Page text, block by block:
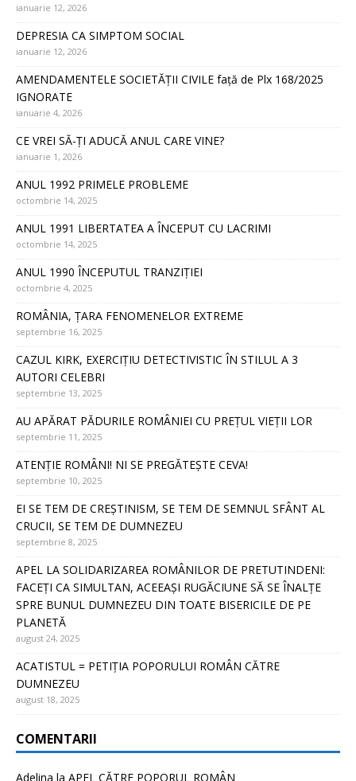
ianuarie 12, 2026
DEPRESIA CA SIMPTOM SOCIAL
ianuarie 12, 2026
AMENDAMENTELE SOCIETĂȚII CIVILE față de Plx 168/2025
IGNORATE
ianuarie 4, 2026
CE VREI SĂ-ȚI ADUCĂ ANUL CARE VINE?
ianuarie 1, 2026
ANUL 1992 PRIMELE PROBLEME
octombrie 14, 2025
ANUL 1991 LIBERTATEA A ÎNCEPUT CU LACRIMI
octombrie 14, 2025
ANUL 1990 ÎNCEPUTUL TRANZIȚIEI
octombrie 4, 2025
ROMÂNIA, ȚARA FENOMENELOR EXTREME
septembrie 16, 2025
CAZUL KIRK, EXERCIȚIU DETECTIVISTIC ÎN STILUL A 3
AUTORI CELEBRI
septembrie 13, 2025
AU APĂRAT PĂDURILE ROMÂNIEI CU PREȚUL VIEȚII LOR
septembrie 11, 2025
ATENȚIE ROMÂNI! NI SE PREGĂTEȘTE CEVA!
septembrie 10, 2025
EI SE TEM DE CREȘTINISM, SE TEM DE SEMNUL SFÂNT AL
CRUCII, SE TEM DE DUMNEZEU
septembrie 8, 2025
APEL LA SOLIDARIZAREA ROMÂNILOR DE PRETUTINDENI:
FACEȚI CA SIMULTAN, ACEEAȘI RUGĂCIUNE SĂ SE ÎNALȚE
SPRE BUNUL DUMNEZEU DIN TOATE BISERICILE DE PE
PLANETĂ
august 24, 2025
ACATISTUL = PETIȚIA POPORULUI ROMÂN CĂTRE
DUMNEZEU
august 18, 2025
COMENTARII
Adelina la APEL CĂTRE POPORUL ROMÂN